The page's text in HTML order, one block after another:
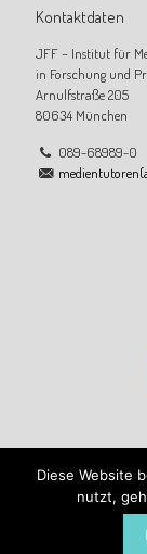
Kontaktdaten
JFF – Institut für
in Forschung und
Arnulfstraße 205
80634 München
089-68989-0
Diese Website
nutzt,